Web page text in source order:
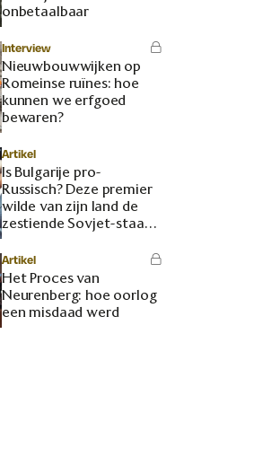
onbetaalbaar
Interview
Nieuwbouwwijken op
Romeinse ruïnes: hoe
kunnen we erfgoed
bewaren?
Artikel
Is Bulgarije pro-
Russisch? Deze premier
wilde van zijn land de
zestiende Sovjet-staat
maken
Artikel
Het Proces van
Neurenberg: hoe oorlog
een misdaad werd